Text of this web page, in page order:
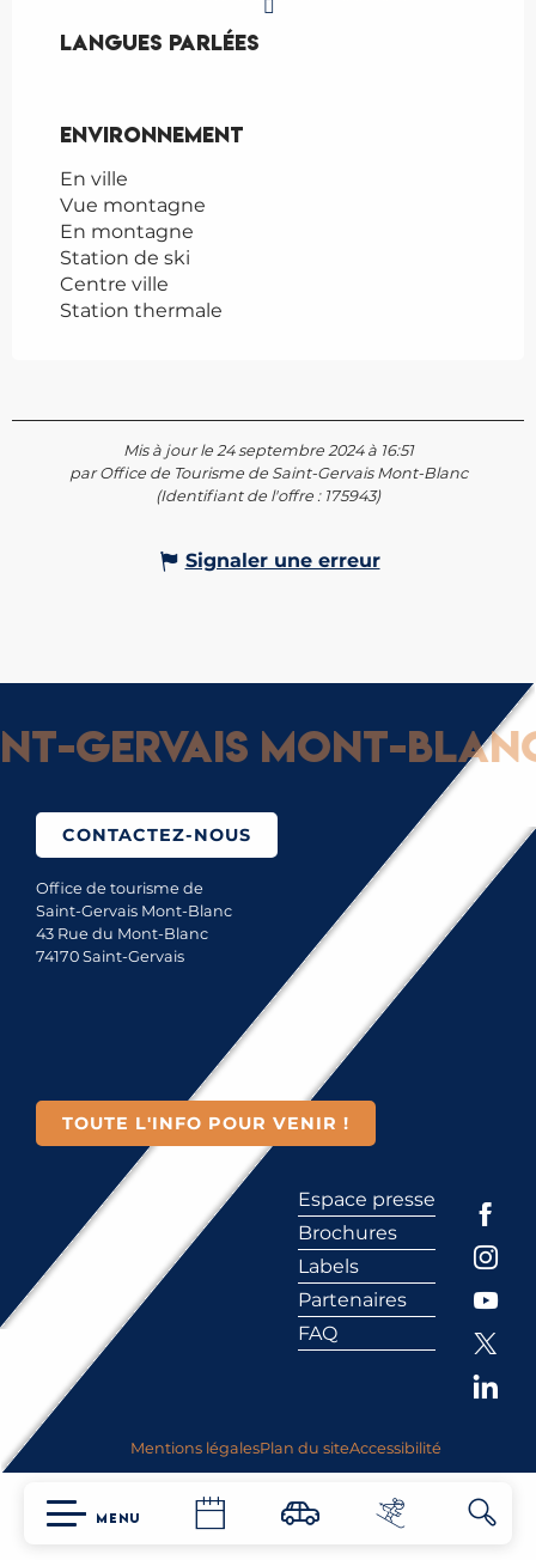
MENU
Langues parlées
Langues parlées
Environnement
Environnement
En ville
Vue montagne
En montagne
Station de ski
Centre ville
Station thermale
Mis à jour le 24 septembre 2024 à 16:51
par Office de Tourisme de Saint-Gervais Mont-Blanc
(Identifiant de l'offre : 175943)
Signaler une erreur
Gervais Mont-Blanc :
CONTACTEZ-NOUS
Office de tourisme de
Saint-Gervais Mont-Blanc
43 Rue du Mont-Blanc
74170 Saint-Gervais
TOUTE L'INFO POUR VENIR !
Espace presse
Brochures
Labels
Partenaires
FAQ
Mentions légalesPlan du siteAccessibilité